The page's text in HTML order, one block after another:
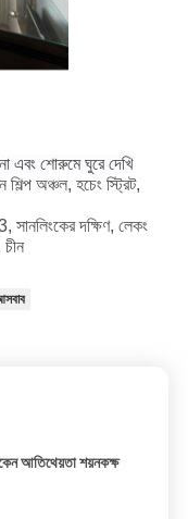
এবং শোরুমে ঘুরে দেখি
অঞ্চল, হচেং স্ট্রিট,
দক্ষিণ, লেকং
আতিথেয়তা শয়নকক্ষ